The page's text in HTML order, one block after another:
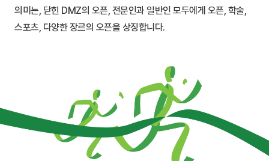
의미는, 닫힌 DMZ의 오픈, 전문인과 일반인 모두에게 오픈, 학술,
스포츠, 다양한 장르의 오픈을 상징합니다.